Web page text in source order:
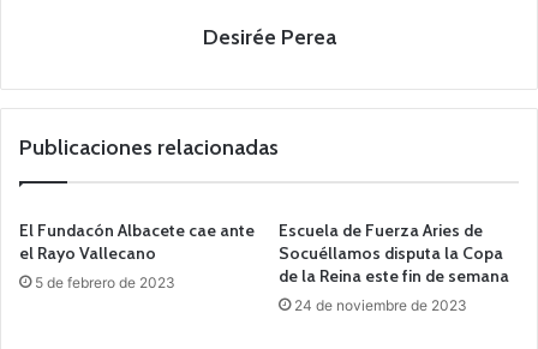
Desirée Perea
Publicaciones relacionadas
El Fundacón Albacete cae ante
el Rayo Vallecano
5 de febrero de 2023
Escuela de Fuerza Aries de
Socuéllamos disputa la Copa
de la Reina este fin de semana
24 de noviembre de 2023